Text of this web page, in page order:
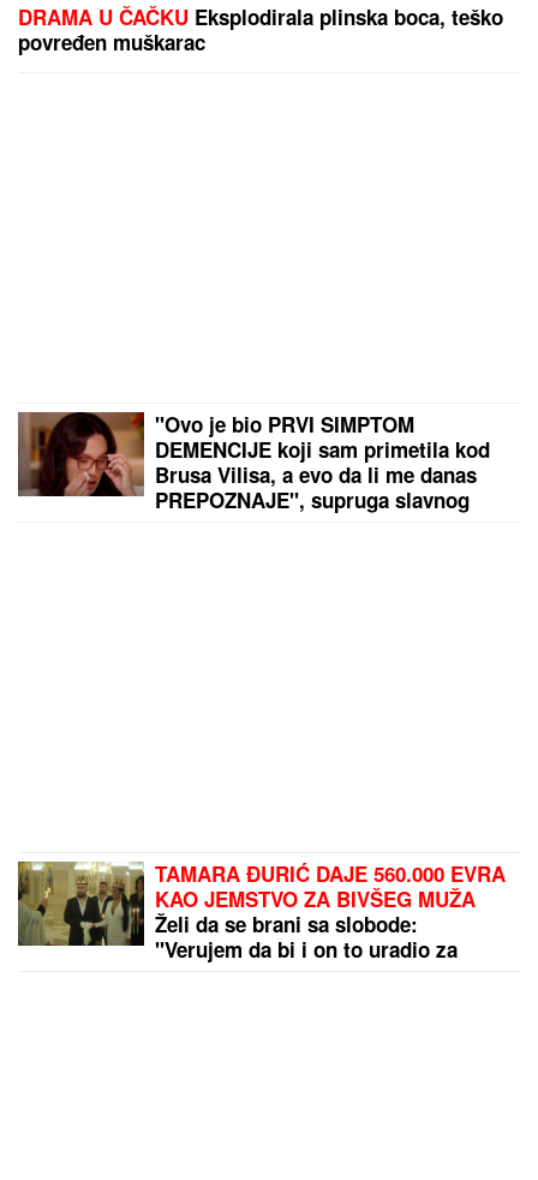
DRAMA U ČAČKU Eksplodirala plinska boca, teško
povređen muškarac
"Ovo je bio PRVI SIMPTOM
DEMENCIJE koji sam primetila kod
Brusa Vilisa, a evo da li me danas
PREPOZNAJE", supruga slavnog
TAMARA ĐURIĆ DAJE 560.000 EVRA
KAO JEMSTVO ZA BIVŠEG MUŽA
Želi da se brani sa slobode:
"Verujem da bi i on to uradio za